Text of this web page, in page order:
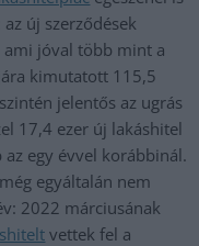
új szerződések
jóval több mint a
kimutatott 115,5
jelentős az ugrás
17,4 ezer új lakáshitel
egy évvel korábbinál.
egyáltalán nem
2022 márciusának
vettek fel a